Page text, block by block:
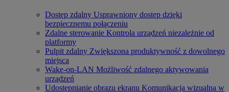
Dostęp zdalny Usprawniony dostęp dzięki
bezpiecznemu połączeniu
Zdalne sterowanie Kontrola urządzeń niezależnie od
platformy
Pulpit zdalny Zwiększona produktywność z dowolnego
miejsca
Wake-on-LAN Możliwość zdalnego aktywowania
urządzeń
Udostępnianie obrazu ekranu Komunikacja wizualna w